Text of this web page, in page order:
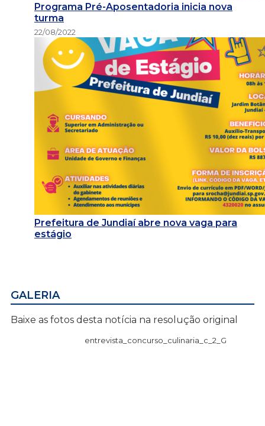
Programa Pré-Aposentadoria inicia nova
turma
22/08/2022
Prefeitura de Jundiaí abre nova vaga para
estágio
GALERIA
Baixe as fotos desta notícia na resolução original
entrevista_concurso_culinaria_c_2_G